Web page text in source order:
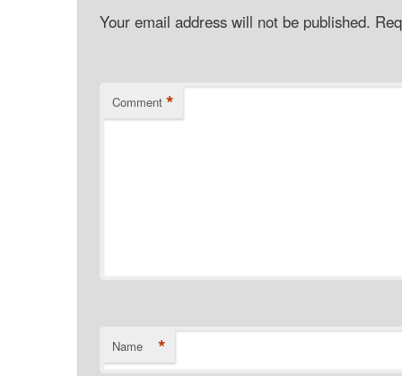
Your email address will not be published.
Comment *
Name *